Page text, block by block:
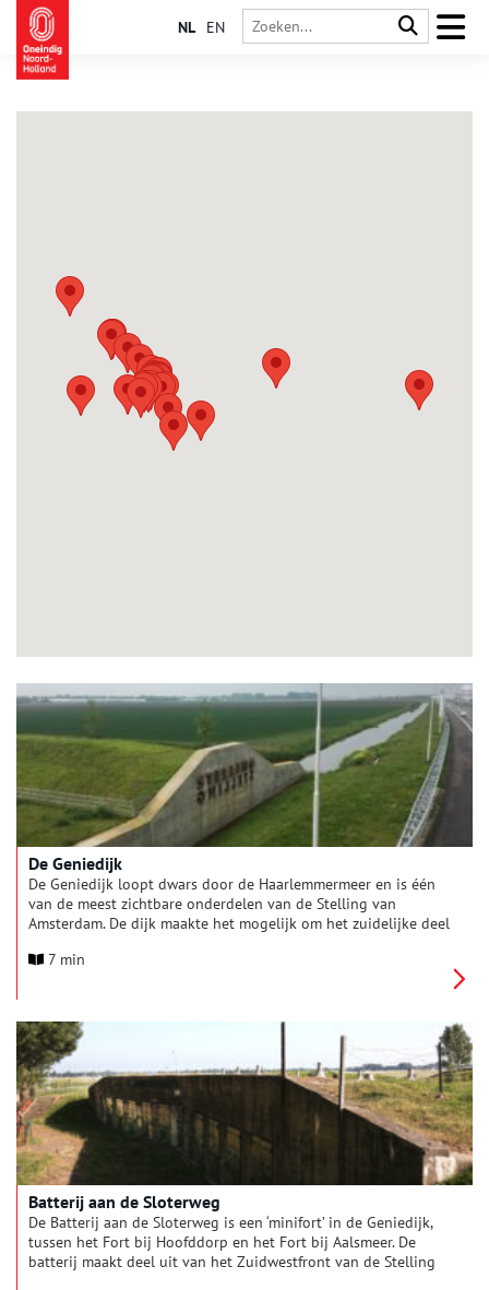
NL EN
Hoofddorp
De Geniedijk
De Geniedijk loopt dwars door de Haarlemmermeer en is één
van de meest zichtbare onderdelen van de Stelling van
Amsterdam. De dijk maakte het mogelijk om het zuidelijke deel
noordelijke deel droog bleef.
7 min
Batterij aan de Sloterweg
De Batterij aan de Sloterweg is een ‘minifort’ in de Geniedijk,
tussen het Fort bij Hoofddorp en het Fort bij Aalsmeer. De
batterij maakt deel uit van het Zuidwestfront van de Stelling